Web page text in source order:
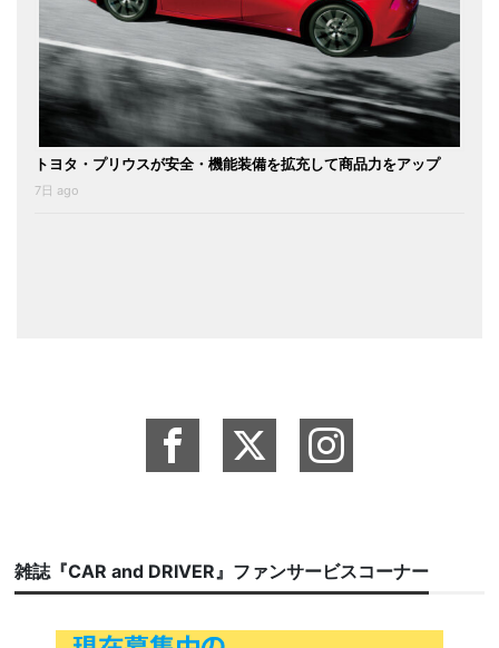
トヨタ・プリウスが安全・機能装備を拡充して商品力をアップ
7日 ago
雑誌『CAR and DRIVER』ファンサービスコーナー